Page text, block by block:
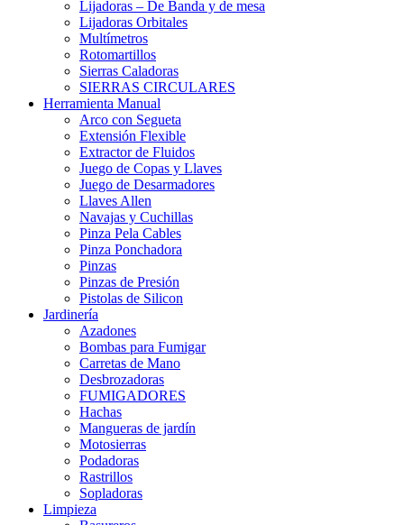
Lijadoras – De Banda y de mesa
Lijadoras Orbitales
Multímetros
Rotomartillos
Sierras Caladoras
SIERRAS CIRCULARES
Herramienta Manual
Arco con Segueta
Extensión Flexible
Extractor de Fluidos
Juego de Copas y Llaves
Juego de Desarmadores
Llaves Allen
Navajas y Cuchillas
Pinza Pela Cables
Pinza Ponchadora
Pinzas
Pinzas de Presión
Pistolas de Silicon
Jardinería
Azadones
Bombas para Fumigar
Carretas de Mano
Desbrozadoras
FUMIGADORES
Hachas
Mangueras de jardín
Motosierras
Podadoras
Rastrillos
Sopladoras
Limpieza